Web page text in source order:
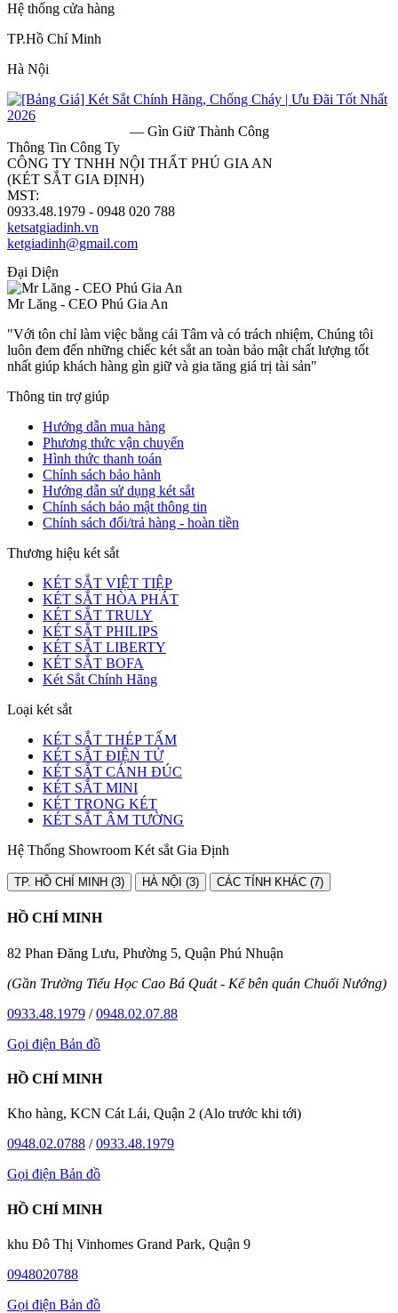
Hệ thống cửa hàng
TP.Hồ Chí Minh
Hà Nội
— Gìn Giữ Thành Công
Thông Tin Công Ty
CÔNG TY TNHH NỘI THẤT PHÚ GIA AN
(KÉT SẮT GIA ĐỊNH)
MST:
0933.48.1979 - 0948 020 788
ketsatgiadinh.vn
ketgiadinh@gmail.com
Đại Diện
Mr Lăng - CEO Phú Gia An
"Với tôn chỉ làm việc bằng cái Tâm và có trách nhiệm, Chúng tôi
luôn đem đến những chiếc két sắt an toàn bảo mật chất lượng tốt
nhất giúp khách hàng gìn giữ và gia tăng giá trị tài sản"
Thông tin trợ giúp
Hướng dẫn mua hàng
Phương thức vận chuyển
Hình thức thanh toán
Chính sách bảo hành
Hướng dẫn sử dụng két sắt
Chính sách bảo mật thông tin
Chính sách đổi/trả hàng - hoàn tiền
Thương hiệu két sắt
KÉT SẮT VIỆT TIỆP
KÉT SẮT HÒA PHÁT
KÉT SẮT TRULY
KÉT SẮT PHILIPS
KÉT SẮT LIBERTY
KÉT SẮT BOFA
Két Sắt Chính Hãng
Loại két sắt
KÉT SẮT THÉP TẤM
KÉT SẮT ĐIỆN TỬ
KÉT SẮT CÁNH ĐÚC
KÉT SẮT MINI
KÉT TRONG KÉT
KÉT SẮT ÂM TƯỜNG
Hệ Thống Showroom Két sắt Gia Định
TP. HỒ CHÍ MINH (3) HÀ NỘI (3) CÁC TỈNH KHÁC (7)
HỒ CHÍ MINH
82 Phan Đăng Lưu, Phường 5, Quận Phú Nhuận
(Gần Trường Tiểu Học Cao Bá Quát - Kế bên quán Chuối Nướng)
0933.48.1979 /0948.02.07.88
Gọi điện Bản đồ
HỒ CHÍ MINH
Kho hàng, KCN Cát Lái, Quận 2 (Alo trước khi tới)
0948.02.0788 /0933.48.1979
Gọi điện Bản đồ
HỒ CHÍ MINH
khu Đô Thị Vinhomes Grand Park, Quận 9
0948020788
Gọi điện Bản đồ